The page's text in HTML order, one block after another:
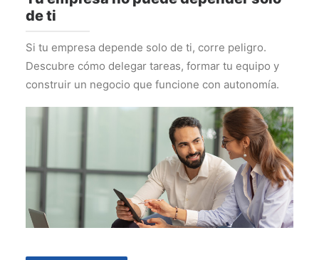
de ti
Si tu empresa depende solo de ti, corre peligro.
Descubre cómo delegar tareas, formar tu equipo y
construir un negocio que funcione con autonomía.